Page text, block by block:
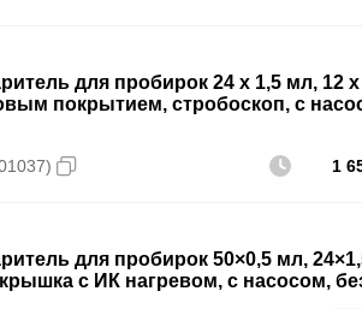
для пробирок 24 х 1,5 мл, 12 х
покрытием, стробоскоп, с
1
для пробирок 50×0,5 мл,
крышка с ИК нагревом, c насосом,